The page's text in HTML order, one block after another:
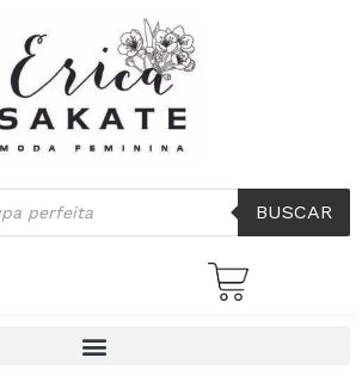
BUSCAR
por
mais
recente